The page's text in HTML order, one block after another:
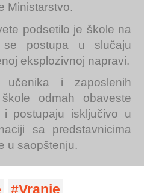
Ministarstvo.
podsetilo je škole na
se postupa u slučaju
eksplozivnoj napravi.
i zaposlenih
odmah obaveste
i postupaju isključivo u
sa predstavnicima
u saopštenju.
Vranje